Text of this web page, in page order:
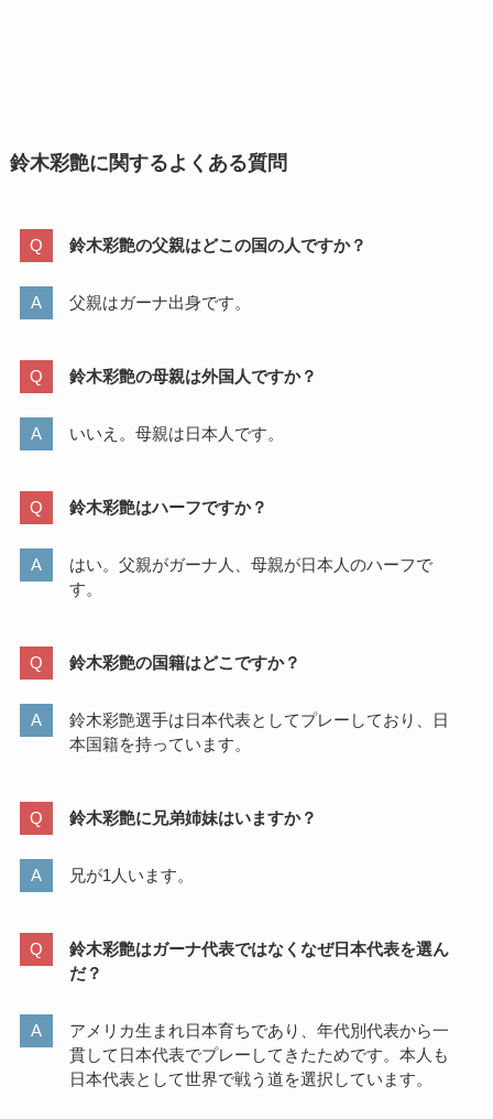
鈴木彩艶に関するよくある質問
鈴木彩艶の父親はどこの国の人ですか？
父親はガーナ出身です。
鈴木彩艶の母親は外国人ですか？
いいえ。母親は日本人です。
鈴木彩艶はハーフですか？
はい。父親がガーナ人、母親が日本人のハーフで
す。
鈴木彩艶の国籍はどこですか？
鈴木彩艶選手は日本代表としてプレーしており、日
本国籍を持っています。
鈴木彩艶に兄弟姉妹はいますか？
兄が1人います。
鈴木彩艶はガーナ代表ではなくなぜ日本代表を選ん
だ？
アメリカ生まれ日本育ちであり、年代別代表から一
貫して日本代表でプレーしてきたためです。本人も
日本代表として世界で戦う道を選択しています。